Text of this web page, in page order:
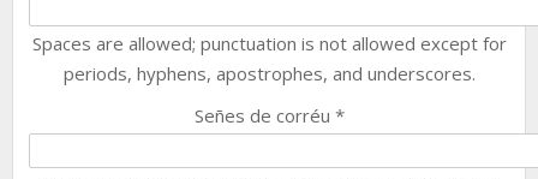
Spaces are allowed; punctuation is not allowed except for
periods, hyphens, apostrophes, and underscores.
Señes de corréu *